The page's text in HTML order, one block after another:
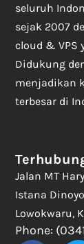
seluruh
sejak 2007
cloud & VPS
Didukung
menjadikan
terbesar di
Jalan MT
Istana
Lowokwaru,
Phone: